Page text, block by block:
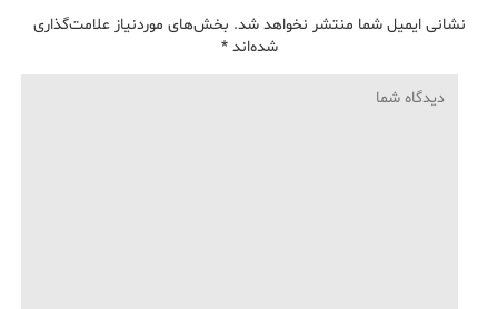
نشانی ایمیل شما منتشر نخواهد شد. بخش‌های موردنیاز علامت‌گذاری
شده‌اند*